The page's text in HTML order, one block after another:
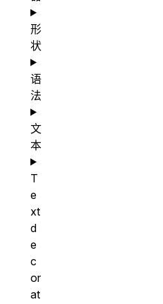
形
状
语
法
文
本
T
e
xt
d
e
c
or
at